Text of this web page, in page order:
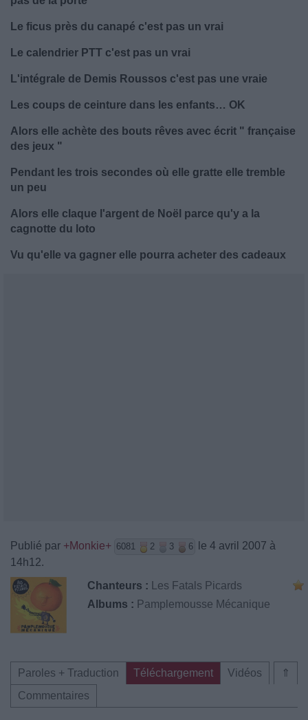
Le ficus près du canapé c'est pas un vrai
Le calendrier PTT c'est pas un vrai
L'intégrale de Demis Roussos c'est pas une vraie
Les coups de ceinture dans les enfants… OK
Alors elle achète des bouts rêves avec écrit " française
des jeux "
Pendant les trois secondes où elle gratte elle tremble
un peu
Alors elle claque l'argent de Noël parce qu'y a la
cagnotte du loto
Vu qu'elle va gagner elle pourra acheter des cadeaux
Publié par +Monkie+ 6081 2 3 6
le 4 avril 2007 à
14h12.
Chanteurs :
Les Fatals Picards
Albums : Pamplemousse Mécanique
⇑
Paroles + Traduction Téléchargement
Vidéos
Commentaires